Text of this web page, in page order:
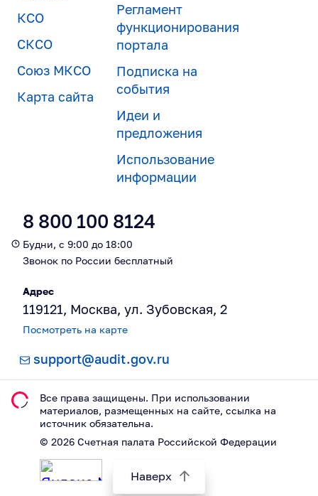
КСО
СКСО
Союз МКСО
Карта сайта
Регламент
функционирования
портала
Подписка на
события
Идеи и
предложения
Использование
информации
8 800 100 8124
Будни, с 9:00 до 18:00
Звонок по России бесплатный
Адрес
119121, Москва, ул. Зубовская, 2
Посмотреть на карте
support@audit.gov.ru
Все права защищены. При использовании
материалов, размещeнных на сайте, ссылка на
источник обязательна.
© 2026 Счетная палата Российской Федерации
Наверх